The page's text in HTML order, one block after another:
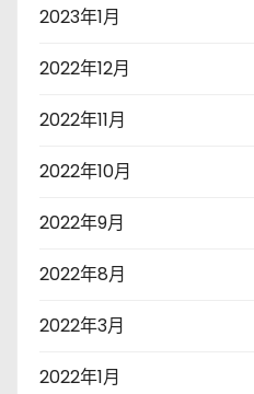
2023年1月
2022年12月
2022年11月
2022年10月
2022年9月
2022年8月
2022年3月
2022年1月